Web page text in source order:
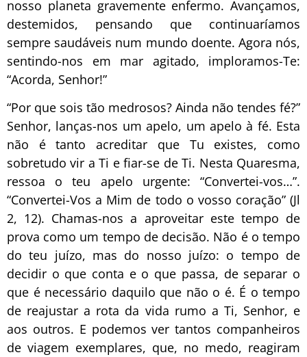
nosso planeta gravemente enfermo. Avançamos,
destemidos, pensando que continuaríamos
sempre saudáveis num mundo doente. Agora nós,
sentindo-nos em mar agitado, imploramos-Te:
“Acorda, Senhor!”
“Por que sois tão medrosos? Ainda não tendes fé?”
Senhor, lanças-nos um apelo, um apelo à fé. Esta
não é tanto acreditar que Tu existes, como
sobretudo vir a Ti e fiar-se de Ti. Nesta Quaresma,
ressoa o teu apelo urgente: “Convertei-vos…”.
“Convertei-Vos a Mim de todo o vosso coração” (Jl
2, 12). Chamas-nos a aproveitar este tempo de
prova como um tempo de decisão. Não é o tempo
do teu juízo, mas do nosso juízo: o tempo de
decidir o que conta e o que passa, de separar o
que é necessário daquilo que não o é. É o tempo
de reajustar a rota da vida rumo a Ti, Senhor, e
aos outros. E podemos ver tantos companheiros
de viagem exemplares, que, no medo, reagiram